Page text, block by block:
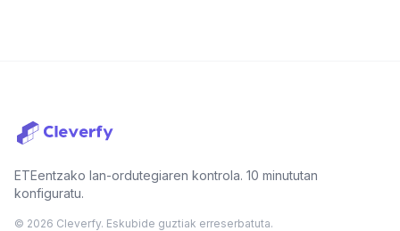
ETEentzako lan-ordutegiaren kontrola. 10 minututan
konfiguratu.
© 2026 Cleverfy. Eskubide guztiak erreserbatuta.